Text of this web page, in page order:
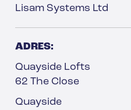
Lisam Systems Ltd
ADRES:
Quayside Lofts
62 The Close
Quayside